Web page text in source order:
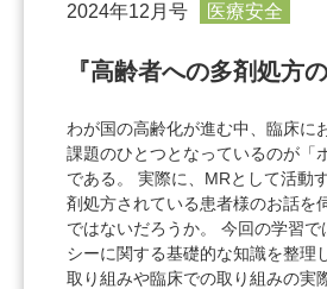
2024年12月号 医療安全
『高齢者への多剤処方の
わが国の高齢化が進む中、臨床に
課題のひとつとなっているのが「
である。 実際に、MRとして活動
剤処方されている患者様のお話を
ではないだろうか。 今回の学習で
シーに関する基礎的な知識を整理
取り組みや臨床での取り組みの実